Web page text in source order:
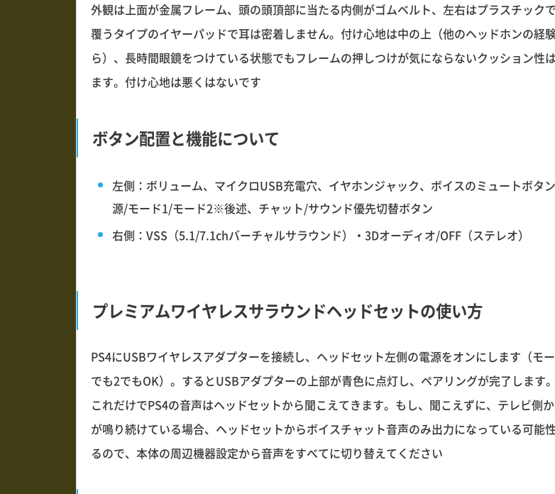
外観は上面が金属フレーム、頭の頭頂部に当たる内側がゴムベルト、左右はプラスチック
覆うタイプのイヤーパッドで耳は密着しません。付け心地は中の上（他のヘッドホンの経
ら）、長時間眼鏡をつけている状態でもフレームの押しつけが気にならないクッション性
ます。付け心地は悪くはないです
ボタン配置と機能について
左側：ボリューム、マイクロUSB充電穴、イヤホンジャック、ボイスのミュートボタ
源/モード1/モード2※後述、チャット/サウンド優先切替ボタン
右側：VSS（5.1/7.1chバーチャルサラウンド）・3Dオーディオ/OFF（ステレオ）
プレミアムワイヤレスサラウンドヘッドセットの使い方
PS4にUSBワイヤレスアダプターを接続し、ヘッドセット左側の電源をオンにします（モ
でも2でもOK）。するとUSBアダプターの上部が青色に点灯し、ペアリングが完了します。
これだけでPS4の音声はヘッドセットから聞こえてきます。もし、聞こえずに、テレビ側
が鳴り続けている場合、ヘッドセットからボイスチャット音声のみ出力になっている可能
るので、本体の周辺機器設定から音声をすべてに切り替えてください